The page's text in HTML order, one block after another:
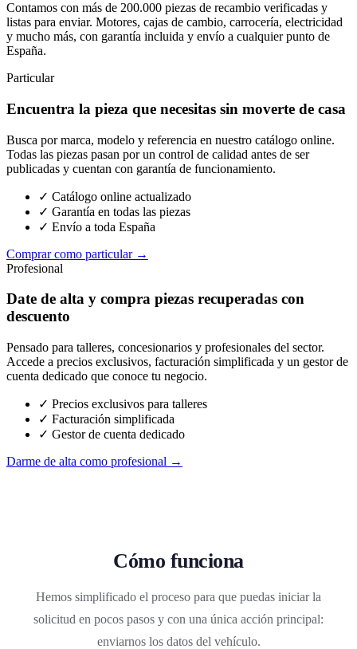
Contamos con más de 200.000 piezas de recambio verificadas y
listas para enviar. Motores, cajas de cambio, carrocería, electricidad
y mucho más, con garantía incluida y envío a cualquier punto de
España.
Particular
Encuentra la pieza que necesitas sin moverte de casa
Busca por marca, modelo y referencia en nuestro catálogo online.
Todas las piezas pasan por un control de calidad antes de ser
publicadas y cuentan con garantía de funcionamiento.
✓ Catálogo online actualizado
✓ Garantía en todas las piezas
✓ Envío a toda España
Comprar como particular →
Profesional
Date de alta y compra piezas recuperadas con
descuento
Pensado para talleres, concesionarios y profesionales del sector.
Accede a precios exclusivos, facturación simplificada y un gestor de
cuenta dedicado que conoce tu negocio.
✓ Precios exclusivos para talleres
✓ Facturación simplificada
✓ Gestor de cuenta dedicado
Darme de alta como profesional →
Cómo funciona
Hemos simplificado el proceso para que puedas iniciar la
solicitud en pocos pasos y con una única acción principal:
enviarnos los datos del vehículo.